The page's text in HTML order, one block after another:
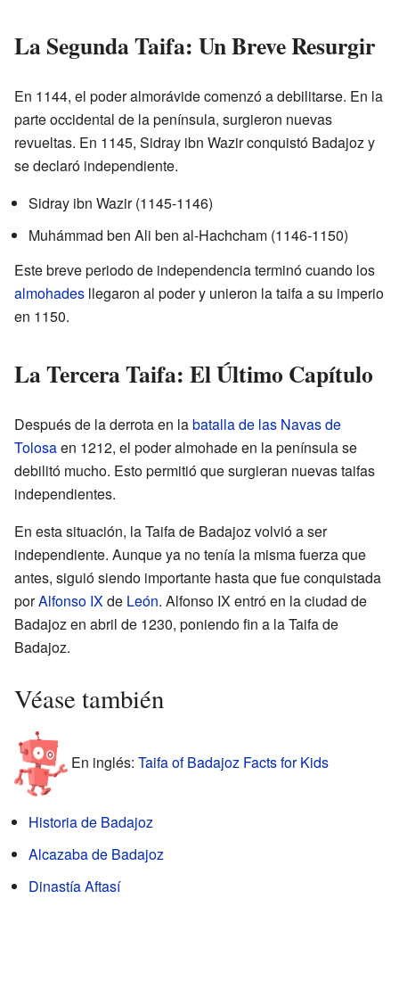
La Segunda Taifa: Un Breve Resurgir
En 1144, el poder almorávide comenzó a debilitarse. En la
parte occidental de la península, surgieron nuevas
revueltas. En 1145, Sidray ibn Wazir conquistó Badajoz y
se declaró independiente.
Sidray ibn Wazir (1145-1146)
Muhámmad ben Ali ben al-Hachcham (1146-1150)
Este breve periodo de independencia terminó cuando los
almohades llegaron al poder y unieron la taifa a su imperio
en 1150.
La Tercera Taifa: El Último Capítulo
Después de la derrota en labatalla de las Navas de
Tolosaen 1212, el poder almohade en la península se
debilitó mucho. Esto permitió que surgieran nuevas taifas
independientes.
En esta situación, la Taifa de Badajoz volvió a ser
independiente. Aunque ya no tenía la misma fuerza que
antes, siguió siendo importante hasta que fue conquistada
porAlfonso IXde León. Alfonso IX entró en la ciudad de
Badajoz en abril de 1230, poniendo fin a la Taifa de
Badajoz.
Véase también
En inglés: Taifa of Badajoz Facts for Kids
Historia de Badajoz
Alcazaba de Badajoz
Dinastía Aftasí